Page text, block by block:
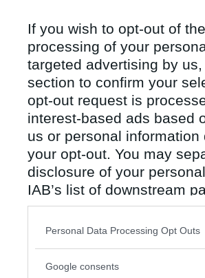
If you wish to opt-out of
processing of your
targeted advertising by
section to confirm your
opt-out request is
interest-based ads based
us or personal
your opt-out. You may
disclosure of your
IAB’s list of downstream
also be disclosed by us
Downstream Participants
Please note that this
Personal Data Processing Opt Outs
Google consents
Antal inlägg: 128
Damspel
travmys
Antal inlägg:
7110
Sexpack